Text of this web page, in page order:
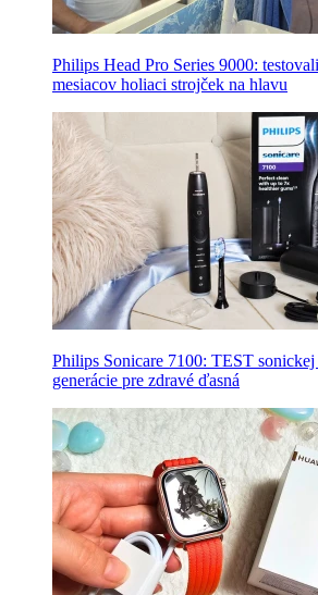
Philips Head Pro Series 9000:
mesiacov holiaci strojček na hlavu
Philips Sonicare 7100: TEST
generácie pre zdravé ďasná